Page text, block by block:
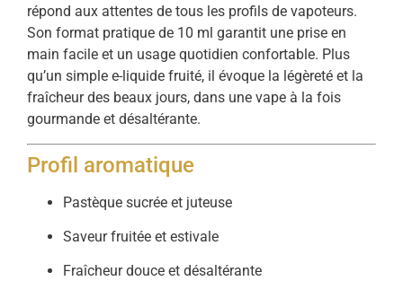
répond aux attentes de tous les profils de vapoteurs.
Son format pratique de 10 ml garantit une prise en
main facile et un usage quotidien confortable. Plus
qu’un simple e-liquide fruité, il évoque la légèreté et la
fraîcheur des beaux jours, dans une vape à la fois
gourmande et désaltérante.
Profil aromatique
Pastèque sucrée et juteuse
Saveur fruitée et estivale
Fraîcheur douce et désaltérante